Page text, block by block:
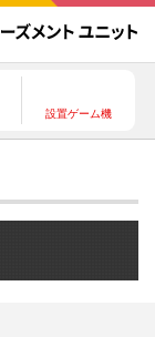
設置ゲーム機